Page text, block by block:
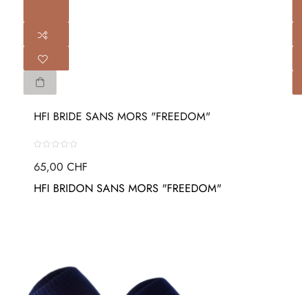
HFI BRIDE SANS MORS "FREEDOM"
65,00 CHF
HFI BRIDON SANS MORS "FREEDOM"